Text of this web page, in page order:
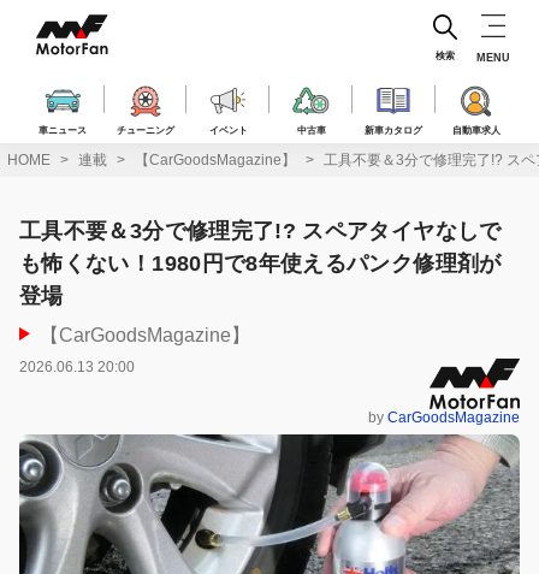
ス
車ニュース チューニング イベント 中古車 新車カタログ 自動車求人
検索 MENU
HOME 連載 【CarGoodsMagazine】 工具不要＆3分で修理完了!? ス
工具不要＆3分で修理完了!? スペアタイヤなしで
も怖くない！1980円で8年使えるパンク修理剤が
登場
【CarGoodsMagazine】
2026.06.13 20:00
by CarGoodsMagazine